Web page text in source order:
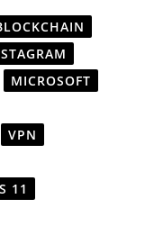
MICROSOFT
VPN
11